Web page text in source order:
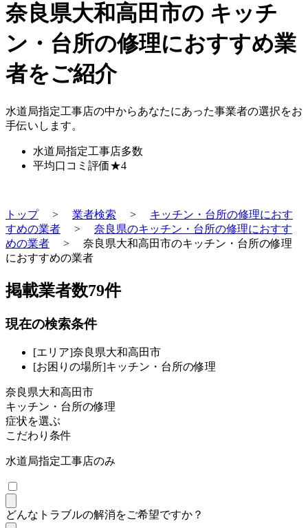
奈良県大和高田市の キッチ
ン・台所の修理におすすめ業
者をご紹介
水道局指定工事店の中からあなたにあった事業者の選択をお
手伝いします。
水道局指定工事店多数
平均口コミ評価★4
トップ> 業者検索 > キッチン・台所の修理におす
すめの業者 > 奈良県のキッチン・台所の修理におすす
めの業者 > 奈良県大和高田市のキッチン・台所の修理
におすすめの業者
掲載業者数79件
現在の検索条件
[エリア]奈良県大和高田市
[お困りの場所]キッチン・台所の修理
奈良県大和高田市
キッチン・台所の修理
症状を選ぶ
こだわり条件
水道局指定工事店のみ
どんなトラブルの解消をご希望ですか？